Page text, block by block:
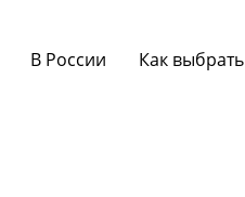
В России Как выбрать